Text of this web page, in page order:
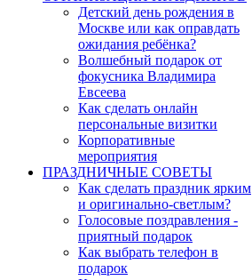
Детский день рождения в
Москве или как оправдать
ожидания ребёнка?
Волшебный подарок от
фокусника Владимира
Евсеева
Как сделать онлайн
персональные визитки
Корпоративные
мероприятия
ПРАЗДНИЧНЫЕ СОВЕТЫ
Как сделать праздник ярким
и оригинально-светлым?
Голосовые поздравления -
приятный подарок
Как выбрать телефон в
подарок